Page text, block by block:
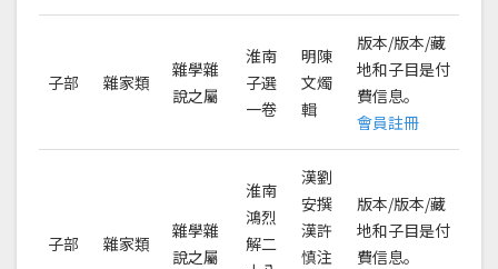
子部 雜家類
雜學雜
說之屬
淮南
子選
一卷
明陳
文燭
輯
版本/版本/藏
地和子目是付
費信息。
會員註冊
子部 雜家類
雜學雜
說之屬
淮南
鴻烈
解二
漢劉
安撰
漢許
慎注
版本/版本/藏
地和子目是付
費信息。